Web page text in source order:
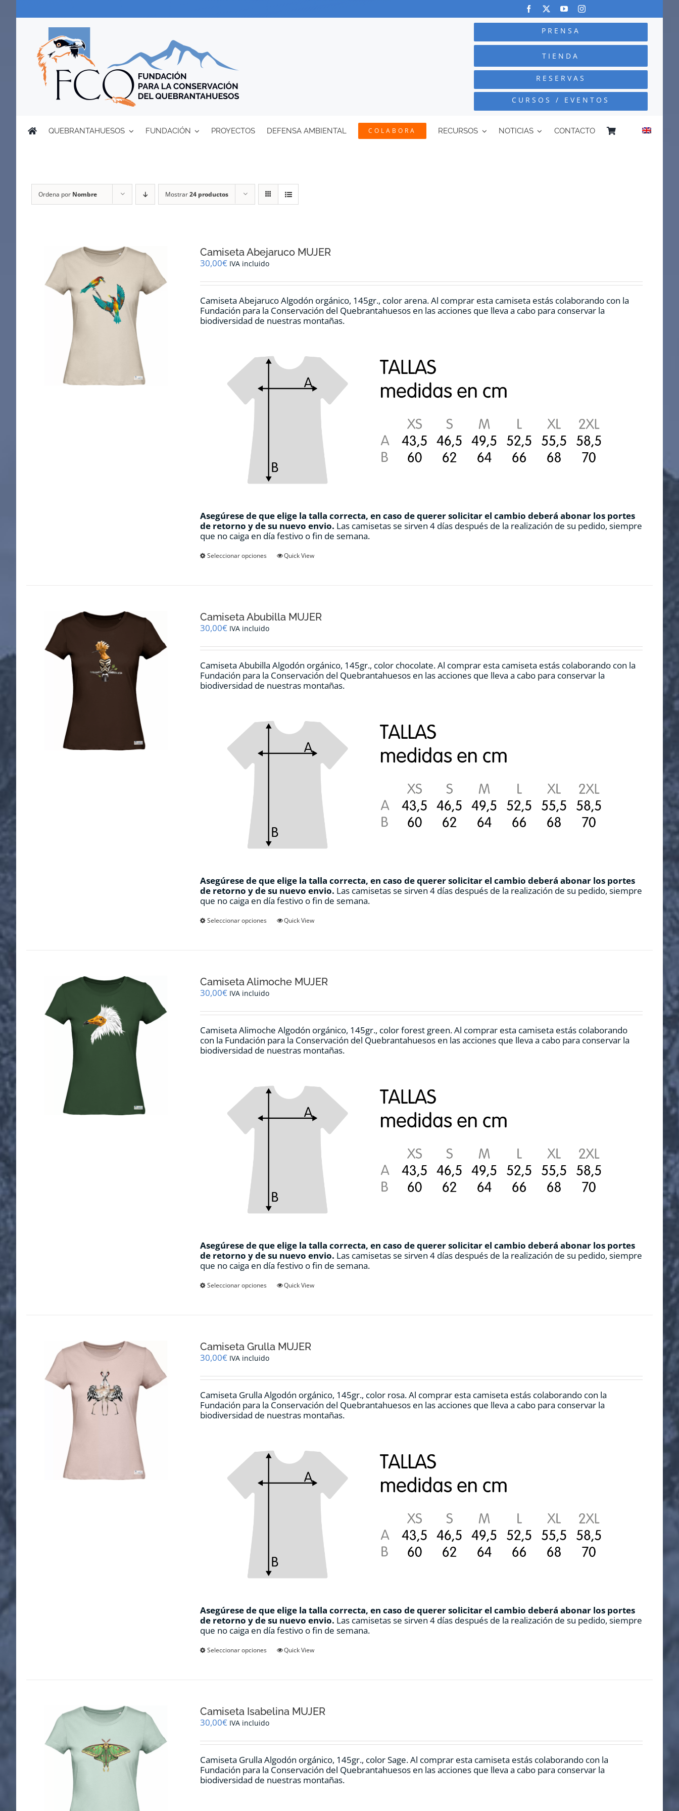
PRENSA
TIENDA
RESERVAS
CURSOS / EVENTOS
QUEBRANTAHUESOS FUNDACIÓN PROYECTOS DEFENSA AMBIENTAL COLABORA RECURSOS NOTICIAS CONTACTO
Ordena por Nombre Mostrar24 productos
Camiseta Abejaruco MUJER
30,00€ IVA incluido
Camiseta Abejaruco Algodón orgánico, 145gr., color arena. Al comprar esta camiseta estás colaborando con la
Fundación para la Conservación del Quebrantahuesos en las acciones que lleva a cabo para conservar la
biodiversidad de nuestras montañas.
Asegúrese de que elige la talla correcta, en caso de querer solicitar el cambio deberá abonar los portes
de retorno y de su nuevo envio. Las camisetas se sirven 4 días después de la realización de su pedido, siempre
que no caiga en día festivo o fin de semana.
Seleccionar opciones
Este
opciones
elegir
la
página
de
Quick View
Camiseta Abubilla MUJER
30,00€ IVA incluido
Camiseta Abubilla Algodón orgánico, 145gr., color chocolate. Al comprar esta camiseta estás colaborando con la
Fundación para la Conservación del Quebrantahuesos en las acciones que lleva a cabo para conservar la
biodiversidad de nuestras montañas.
Asegúrese de que elige la talla correcta, en caso de querer solicitar el cambio deberá abonar los portes
de retorno y de su nuevo envio. Las camisetas se sirven 4 días después de la realización de su pedido, siempre
que no caiga en día festivo o fin de semana.
Seleccionar opciones
Este
opciones
elegir
la
página
de
Quick View
Camiseta Alimoche MUJER
30,00€ IVA incluido
Camiseta Alimoche Algodón orgánico, 145gr., color forest green. Al comprar esta camiseta estás colaborando
con la Fundación para la Conservación del Quebrantahuesos en las acciones que lleva a cabo para conservar la
biodiversidad de nuestras montañas.
Asegúrese de que elige la talla correcta, en caso de querer solicitar el cambio deberá abonar los portes
de retorno y de su nuevo envio. Las camisetas se sirven 4 días después de la realización de su pedido, siempre
que no caiga en día festivo o fin de semana.
Seleccionar opciones
Este
opciones
elegir
la
página
de
Quick View
Camiseta Grulla MUJER
30,00€ IVA incluido
Camiseta Grulla Algodón orgánico, 145gr., color rosa. Al comprar esta camiseta estás colaborando con la
Fundación para la Conservación del Quebrantahuesos en las acciones que lleva a cabo para conservar la
biodiversidad de nuestras montañas.
Asegúrese de que elige la talla correcta, en caso de querer solicitar el cambio deberá abonar los portes
de retorno y de su nuevo envio. Las camisetas se sirven 4 días después de la realización de su pedido, siempre
que no caiga en día festivo o fin de semana.
Seleccionar opciones
Este
opciones
elegir
la
página
de
Quick View
Camiseta Isabelina MUJER
30,00€ IVA incluido
Camiseta Grulla Algodón orgánico, 145gr., color Sage. Al comprar esta camiseta estás colaborando con la
Fundación para la Conservación del Quebrantahuesos en las acciones que lleva a cabo para conservar la
biodiversidad de nuestras montañas.